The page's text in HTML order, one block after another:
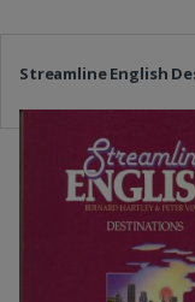
Streamline English